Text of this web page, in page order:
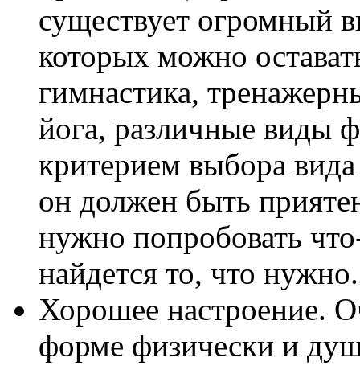
существует огромный
которых можно
гимнастика,
йога, различные виды
критерием выбора
он должен быть
нужно попробовать
найдется то, что нужно.
Хорошее настроение.
форме физически и